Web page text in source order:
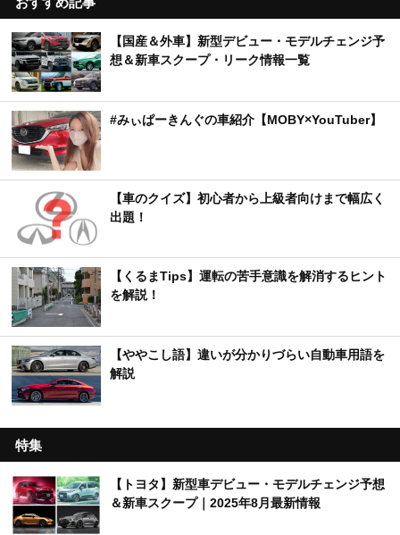
【国産＆外車】新型デビュー・モデルチェンジ予
想＆新車スクープ・リーク情報一覧
#みぃぱーきんぐの車紹介【MOBY×YouTuber】
【車のクイズ】初心者から上級者向けまで幅広く
出題！
【くるまTips】運転の苦手意識を解消するヒント
を解説！
【ややこし語】違いが分かりづらい自動車用語を
解説
特集
【トヨタ】新型車デビュー・モデルチェンジ予想
＆新車スクープ｜2025年8月最新情報